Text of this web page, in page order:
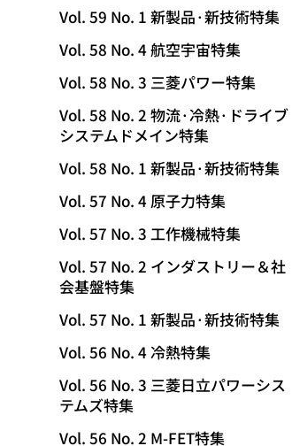
Vol. 59 No. 1 新製品·新技術特集
Vol. 58 No. 4 航空宇宙特集
Vol. 58 No. 3 三菱パワー特集
Vol. 58 No. 2 物流·冷熱·ドライブ
システムドメイン特集
Vol. 58 No. 1 新製品·新技術特集
Vol. 57 No. 4 原子力特集
Vol. 57 No. 3 工作機械特集
Vol. 57 No. 2 インダストリー＆社
会基盤特集
Vol. 57 No. 1 新製品·新技術特集
Vol. 56 No. 4 冷熱特集
Vol. 56 No. 3 三菱日立パワーシス
テムズ特集
Vol. 56 No. 2 M-FET特集